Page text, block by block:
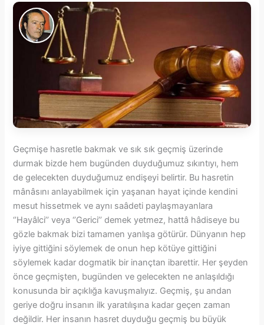
Geçmişe hasretle bakmak ve sık sık geçmiş üzerinde
durmak bizde hem bugünden duyduğumuz sıkıntıyı, hem
de gelecekten duyduğumuz endişeyi belirtir. Bu hasretin
mânâsını anlayabilmek için yaşanan hayat içinde kendini
mesut hissetmek ve aynı saâdeti paylaşmayanlara
‘’Hayâlci’’ veya ‘’Gerici’’ demek yetmez, hattâ hâdiseye bu
gözle bakmak bizi tamamen yanlışa götürür. Dünyanın hep
iyiye gittiğini söylemek de onun hep kötüye gittiğini
söylemek kadar dogmatik bir inançtan ibarettir. Her şeyden
önce geçmişten, bugünden ve gelecekten ne anlaşıldığı
konusunda bir açıklığa kavuşmalıyız. Geçmiş, şu andan
geriye doğru insanın ilk yaratılışına kadar geçen zaman
değildir. Her insanın hasret duyduğu geçmiş bu büyük